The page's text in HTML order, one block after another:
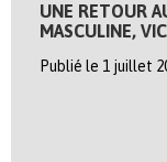
UNE RETOUR
MASCULINE,
Publié le 1 juillet